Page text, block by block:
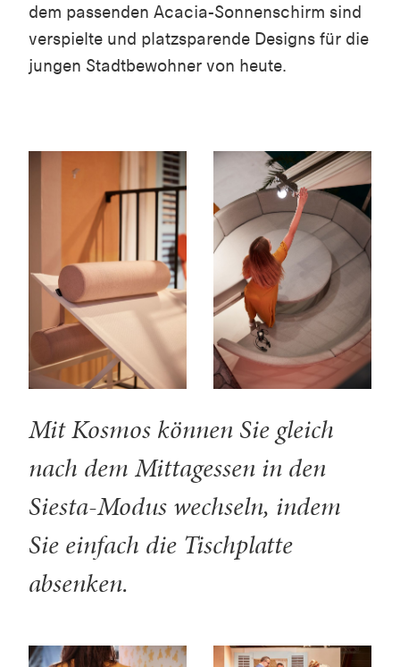
dem passenden Acacia-Sonnenschirm sind
verspielte und platzsparende Designs für die
jungen Stadtbewohner von heute.
Mit Kosmos können Sie gleich
nach dem Mittagessen in den
Siesta-Modus wechseln, indem
Sie einfach die Tischplatte
absenken.